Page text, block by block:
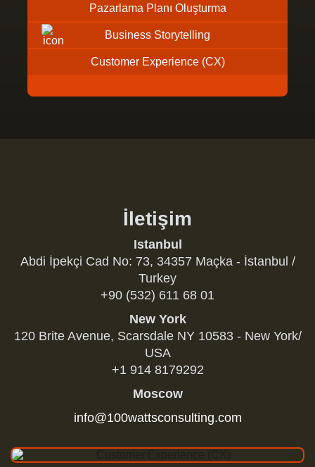
Pazarlama Planı Oluşturma
Business Storytelling
Customer Experience (CX)
İletişim
Istanbul
Abdi İpekçi Cad No: 73, 34357 Maçka - İstanbul /
Turkey
+90 (532) 611 68 01
New York
120 Brite Avenue, Scarsdale NY 10583 - New York/
USA
+1 914 8179292
Moscow
info@100wattsconsulting.com